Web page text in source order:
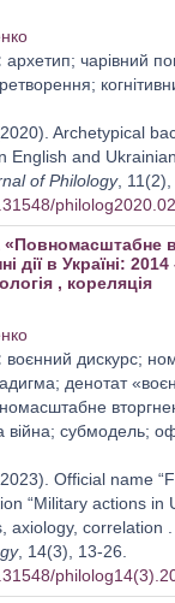
архетип; чарівний
Archetypical
English and
of Philology, 11(2),
«Повномасштабне
дії в Україні:
, кореляція
воєнний дискурс;
денотат
субмодель;
Official name
“Military actions in
axiology, correlation .
, 14(3), 13-26.